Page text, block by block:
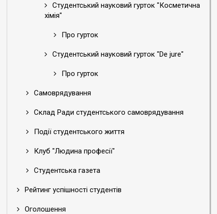
Студентський науковий гурток "Косметична
хімія"
Про гурток
Студентський науковий гурток "De jure"
Про гурток
Самоврядування
Склад Ради студентського самоврядування
Події студентського життя
Клуб "Людина професії"
Студентська газета
Рейтинг успішності студентів
Оголошення